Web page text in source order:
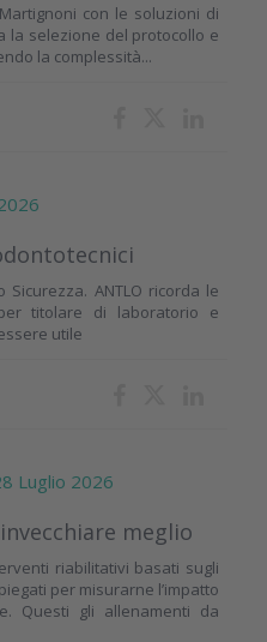
con le soluzioni di
la selezione del protocollo e
la complessità...
ANTLO ricorda le
titolare di laboratorio e
utile
Luglio 2026
meglio
riabilitativi basati sugli
per misurarne l’impatto
Questi gli allenamenti da